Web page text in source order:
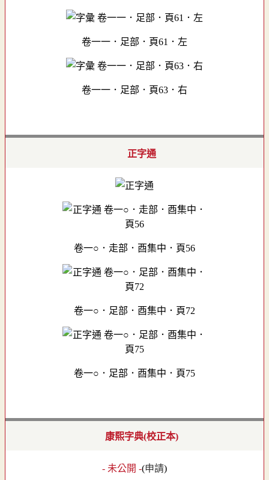
卷一一．足部．頁61．左
卷一一．足部．頁63．右
正字通
卷一○．走部．酉集中．頁56
卷一○．足部．酉集中．頁72
卷一○．足部．酉集中．頁75
康熙字典(校正本)
- 未公開 -(申請)